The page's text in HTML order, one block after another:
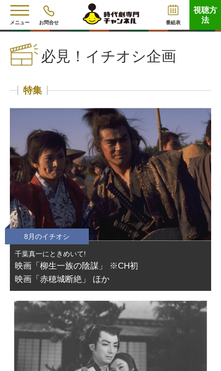
メニュー お問合せ 番組表
視聴方
法
必見！イチオシ企画
特集
8月のイチオシ
千葉真一にときめいて!
映画「柳生一族の陰謀」 ※CH初
映画「赤穂城断絶」 ほか